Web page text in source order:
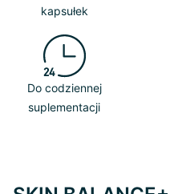
kapsułek
Do codziennej
suplementacji